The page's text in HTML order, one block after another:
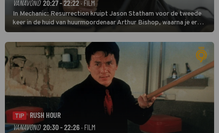
VANAVOND 20:27 - 22:22· FILM
In Mechanic: Resurrection kruipt Jason Statham voor de tweede
keer in de huid van huurmoordenaar Arthur Bishop, waarna je er
donder op kunt zeggen dat er van Bishops geplande pensioen niet
veel terechtkomt.
TIP
RUSH HOUR
VANAVOND 20:30 - 22:26 · FILM